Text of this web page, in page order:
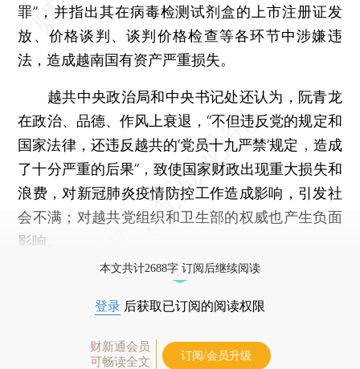
罪”，并指出其在病毒检测试剂盒的上市注册证发
放、价格谈判、谈判价格检查等各环节中涉嫌违
法，造成越南国有资产严重损失。
越共中央政治局和中央书记处还认为，阮青龙
在政治、品德、作风上衰退，“不但违反党的规定和
国家法律，还违反越共的‘党员十九严禁’规定，造成
了十分严重的后果”，致使国家财政出现重大损失和
浪费，对新冠肺炎疫情防控工作造成影响，引发社
会不满；对越共党组织和卫生部的权威也产生负面
影响。
本文共计2688字 订阅后继续阅读
登录 后获取已订阅的阅读权限
财新通会员
可畅读全文
订阅/会员升级